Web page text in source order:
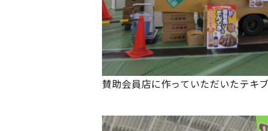
賛助会員店に作っていただいたテキ